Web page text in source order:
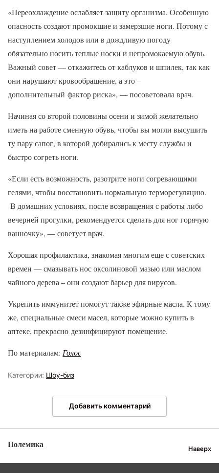
«Переохлаждение ослабляет защиту организма. Особенную
опасность создают промокшие и замерзшие ноги. Потому с
наступлением холодов или в дождливую погоду
обязательно носить теплые носки и непромокаемую обувь.
Важный совет — откажитесь от каблуков и шпилек, так как
они нарушают кровообращение, а это –
дополнительный фактор риска», — посоветовала врач.
Начиная со второй половины осени и зимой желательно
иметь на работе сменную обувь, чтобы вы могли высушить
ту пару сапог, в которой добирались к месту службы и
быстро согреть ноги.
«Если есть возможность, разотрите ноги согревающими
гелями, чтобы восстановить нормальную терморегуляцию.
В домашних условиях, после возвращения с работы либо
вечерней прогулки, рекомендуется сделать для ног горячую
ванночку», — советует врач.
Хорошая профилактика, знакомая многим еще с советских
времен — смазывать нос оксолиновой мазью или маслом
чайного дерева – они создают барьер для вирусов.
Укрепить иммунитет помогут также эфирные масла. К тому
же, специальные смеси масел, которые можно купить в
аптеке, прекрасно дезинфицируют помещение.
По материалам: Голос
Категории: Шоу-биз
Добавить комментарий
Полемика Наверх